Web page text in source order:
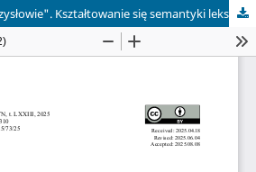
"Na wszystko jest przysłowie". Kształtowanie się semantyki leksemu "przysłowie" w polszczyźnie ogólnej i dialektalnej